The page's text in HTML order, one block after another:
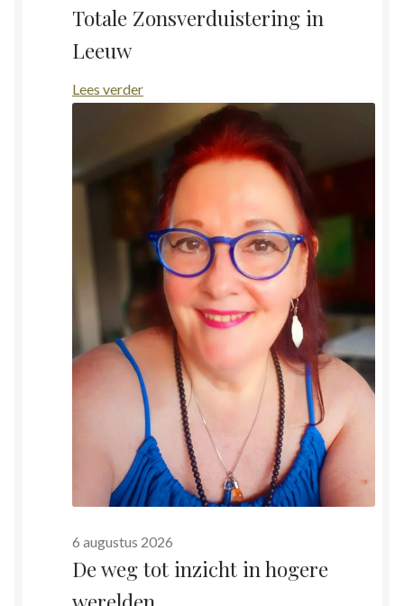
Totale Zonsverduistering in
Leeuw
Lees verder:
Zonsverduistering
in
Leeuw
6 augustus 2026
De weg tot inzicht in hogere